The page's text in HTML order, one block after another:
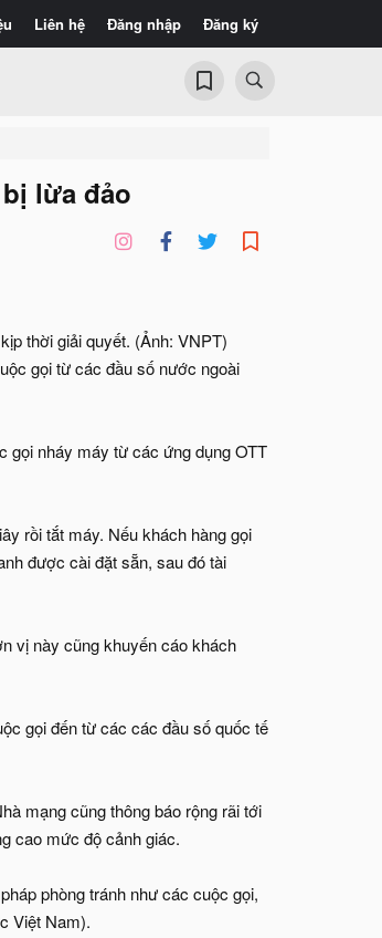
Liên hệ Đăng nhập Đăng ký
lừa đảo
thời giải quyết. (Ảnh: VNPT)​
gọi từ các đầu số nước ngoài
gọi nháy máy từ các ứng dụng OTT
rồi tắt máy. Nếu khách hàng gọi
được cài đặt sẵn, sau đó tài
vị này cũng khuyến cáo khách
gọi đến từ các các đầu số quốc tế
mạng cũng thông báo rộng rãi tới
cao mức độ cảnh giác.
phòng tránh như các cuộc gọi,
Việt Nam).